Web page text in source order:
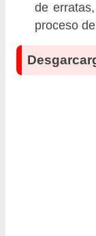
de
proceso